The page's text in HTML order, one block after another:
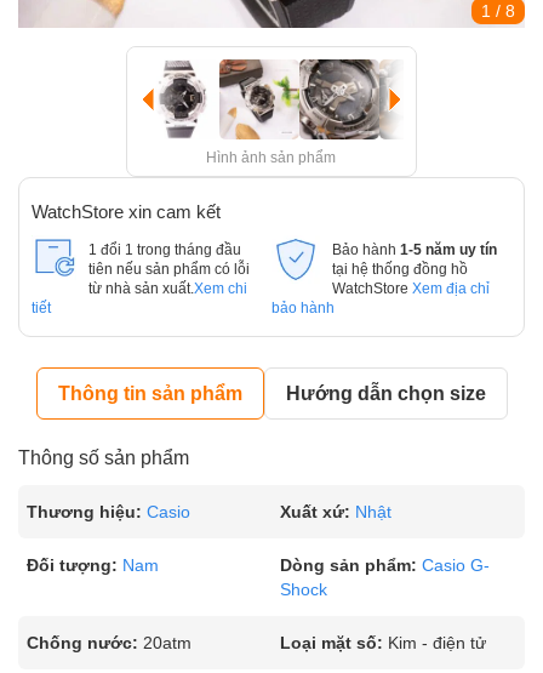
1 / 8
Hình ảnh sản phẩm
WatchStore xin cam kết
1 đổi 1 trong tháng đầu
tiên nếu sản phẩm có lỗi
từ nhà sản xuất. Xem chi
tiết
Bảo hành 1-5 năm uy tín
tại hệ thống đồng hồ
WatchStore Xem địa chỉ
bảo hành
Thông tin sản phẩm Hướng dẫn chọn size
Thông số sản phẩm
Thương hiệu: Casio Xuất xứ: Nhật
Đối tượng: Nam Dòng sản phẩm: Casio G-
Shock
Chống nước: 20atm Loại mặt số: Kim - điện tử